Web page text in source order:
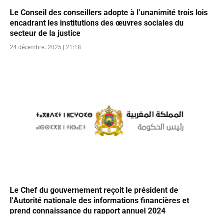
Le Conseil des conseillers adopte à l’unanimité trois lois
encadrant les institutions des œuvres sociales du
secteur de la justice
24 décembre، 2025 | 21:18
Le Chef du gouvernement reçoit le président de
l’Autorité nationale des informations financières et
prend connaissance du rapport annuel 2024